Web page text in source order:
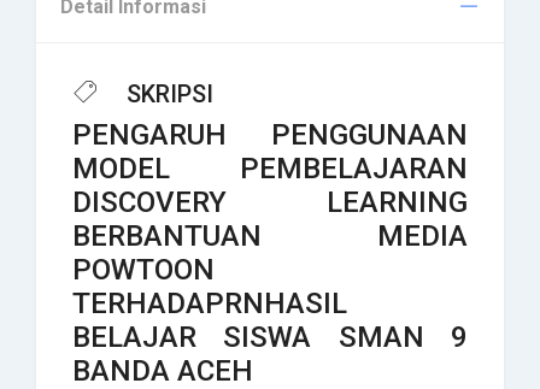
Detail Informasi
SKRIPSI
PENGARUH PENGGUNAAN
MODEL PEMBELAJARAN
DISCOVERY LEARNING
BERBANTUAN MEDIA
POWTOON
TERHADAPRNHASIL
BELAJAR SISWA SMAN 9
BANDA ACEH